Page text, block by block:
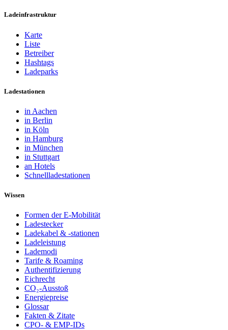
Ladeinfrastruktur
Karte
Liste
Betreiber
Hashtags
Ladeparks
Ladestationen
in Aachen
in Berlin
in Köln
in Hamburg
in München
in Stuttgart
an Hotels
Schnellladestationen
Wissen
Formen der E-Mobilität
Ladestecker
Ladekabel & -stationen
Ladeleistung
Lademodi
Tarife & Roaming
Authentifizierung
Eichrecht
CO₂-Ausstoß
Energiepreise
Glossar
Fakten & Zitate
CPO- & EMP-IDs